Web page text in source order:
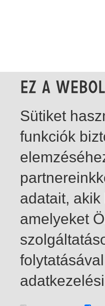
1-2 / összesen 2 találat
Sütiket
funkciók
adatait,
amelyeket